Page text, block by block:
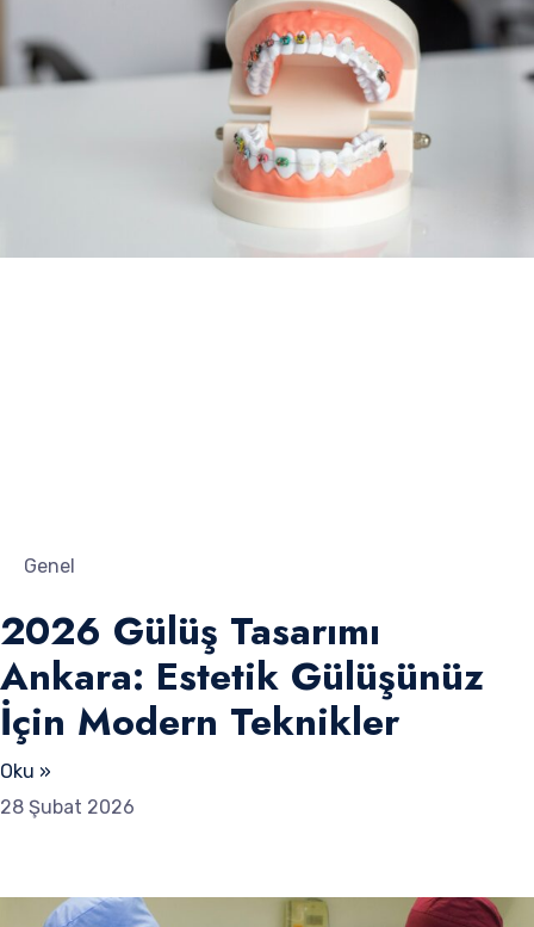
Genel
2026 Gülüş Tasarımı
Ankara: Estetik Gülüşünüz
İçin Modern Teknikler
Oku »
28 Şubat 2026